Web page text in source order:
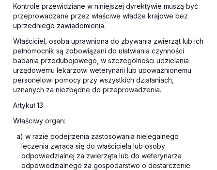
Kontrole przewidziane w niniejszej dyrektywie muszą być
przeprowadzane przez właściwe władze krajowe bez
uprzedniego zawiadomienia.
Właściciel, osoba uprawniona do zbywania zwierząt lub ich
pełnomocnik są zobowiązani do ułatwiania czynności
badania przedubojowego, w szczególności udzielania
urzędowemu lekarzowi weterynarii lub upoważnionemu
personelowi pomocy przy wszystkich działaniach,
uznanych za niezbędne do przeprowadzenia.
Artykuł 13
Właściwy organ:
a) w razie podejrzenia zastosowania nielegalnego
leczenia zwraca się do właściciela lub osoby
odpowiedzialnej za zwierzęta lub do weterynarza
odpowiedzialnego za gospodarstwo o dostarczenie